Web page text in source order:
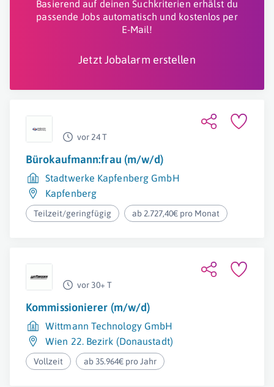
Basierend auf deinen Suchkriterien erhälst du
passende Jobs automatisch und kostenlos per
E-Mail!
Jetzt Jobalarm erstellen
vor 24 T
Bürokaufmann:frau (m/w/d)
Stadtwerke Kapfenberg GmbH
Kapfenberg
Teilzeit/geringfügig ab 2.727,40€ pro Monat
vor 30+ T
Kommissionierer (m/w/d)
Wittmann Technology GmbH
Wien 22. Bezirk (Donaustadt)
Vollzeit ab 35.964€ pro Jahr